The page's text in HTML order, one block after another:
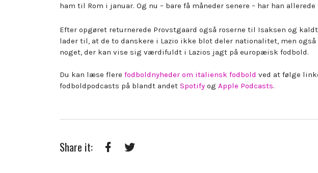
ham til Rom i januar. Og nu – bare få måneder senere – har han
Efter opgøret returnerede Provstgaard også roserne til Isaksen og
lader til, at de to danskere i Lazio ikke blot deler nationalitet, men
noget, der kan vise sig værdifuldt i Lazios jagt på europæisk fodbold.
Du kan læse flere fodboldnyheder om italiensk fodbold ved at følge
fodboldpodcasts på blandt andet Spotify og Apple Podcasts.
Share it: